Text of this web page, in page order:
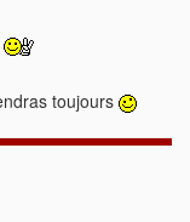
toujours